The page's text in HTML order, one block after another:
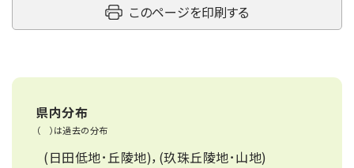
このページを印刷する
県内分布
（ ）は過去の分布
(日田低地･丘陵地)，(玖珠丘陵地･山地)